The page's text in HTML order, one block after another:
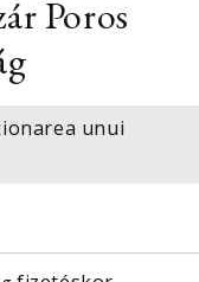
Poros
unui